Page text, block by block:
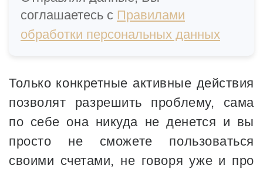
соглашаетесь с Правилами
обработки персональных данных
Только конкретные активные действия
позволят разрешить проблему, сама
по себе она никуда не денется и вы
просто не сможете пользоваться
своими счетами, не говоря уже и про